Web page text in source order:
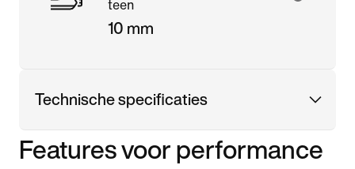
teen
10 mm
Technische specificaties
Features voor performance